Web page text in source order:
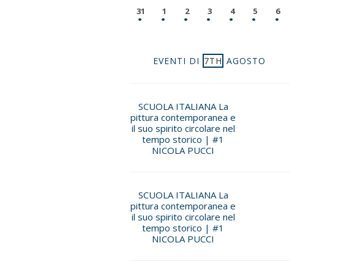
31 1 2 3 4 5 6
EVENTI DI 7TH AGOSTO
SCUOLA ITALIANA La
pittura contemporanea e
il suo spirito circolare nel
tempo storico | #1
NICOLA PUCCI
SCUOLA ITALIANA La
pittura contemporanea e
il suo spirito circolare nel
tempo storico | #1
NICOLA PUCCI